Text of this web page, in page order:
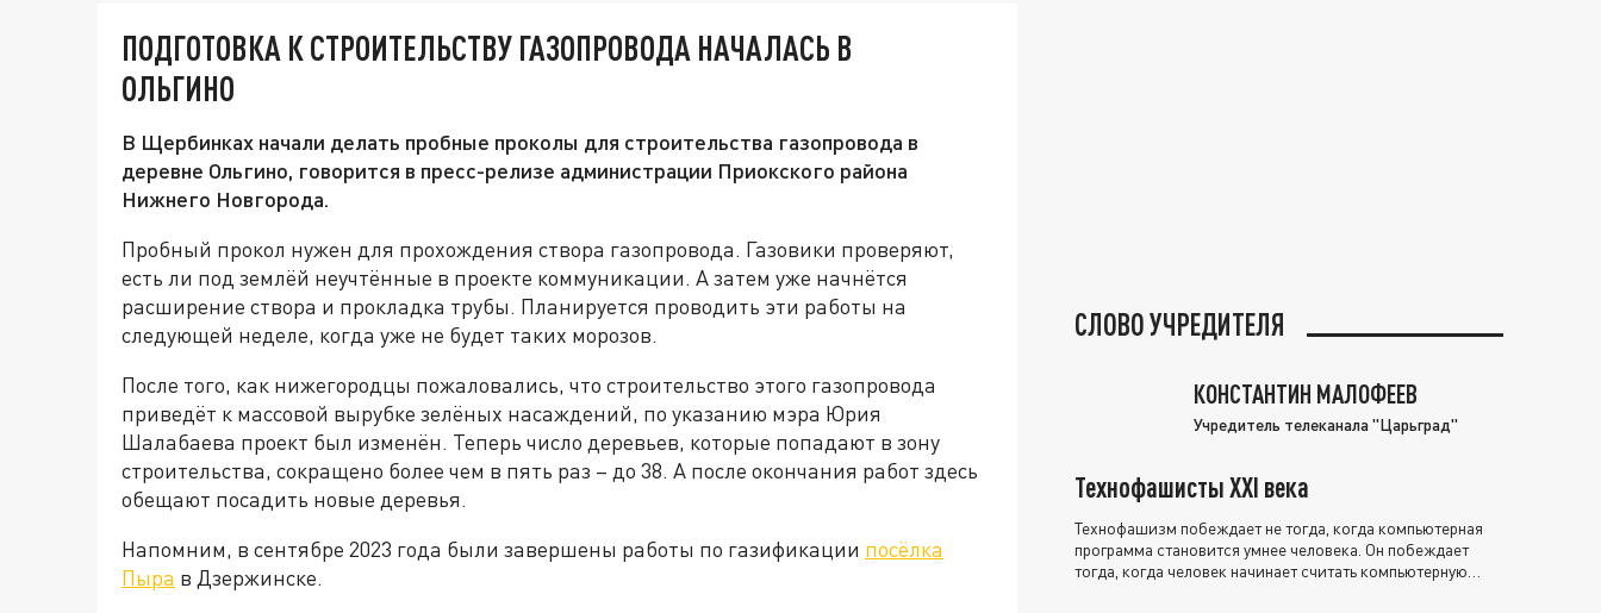
ПОДГОТОВКА К СТРОИТЕЛЬСТВУ ГАЗОПРОВОДА НАЧАЛАСЬ В
ОЛЬГИНО
В Щербинках начали делать пробные проколы для строительства газопровода в
деревне Ольгино, говорится в пресс-релизе администрации Приокского района
Нижнего Новгорода.
Пробный прокол нужен для прохождения створа газопровода. Газовики проверяют,
есть ли под землёй неучтённые в проекте коммуникации. А затем уже начнётся
расширение створа и прокладка трубы. Планируется проводить эти работы на
следующей неделе, когда уже не будет таких морозов.
После того, как нижегородцы пожаловались, что строительство этого газопровода
приведёт к массовой вырубке зелёных насаждений, по указанию мэра Юрия
Шалабаева проект был изменён. Теперь число деревьев, которые попадают в зону
строительства, сокращено более чем в пять раз – до 38. А после окончания работ здесь
обещают посадить новые деревья.
Напомним, в сентябре 2023 года были завершены работы по газификации посёлка
Пыра в Дзержинске.
СЛОВО УЧРЕДИТЕЛЯ
КОНСТАНТИН МАЛОФЕЕВ
Учредитель телеканала "Царьград"
Технофашисты XXI века
Технофашизм побеждает не тогда, когда компьютерная
программа становится умнее человека. Он побеждает
тогда, когда человек начинает считать компьютерную